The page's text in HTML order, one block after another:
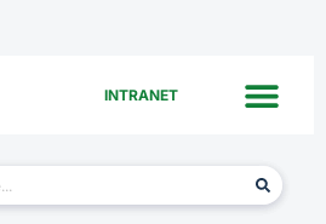
INTRANET